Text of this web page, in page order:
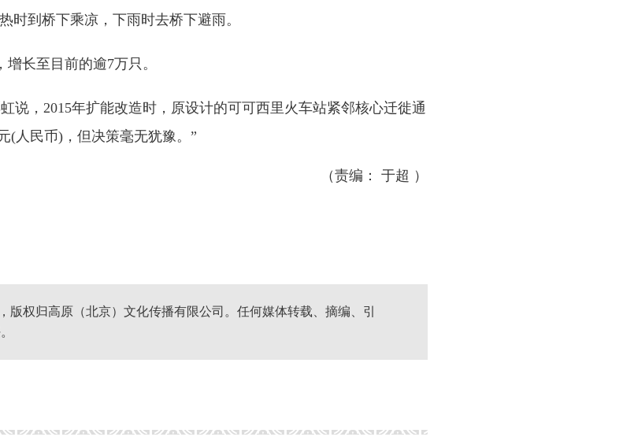
时到桥下乘凉，下雨时去桥下避雨。
长至目前的逾7万只。
，2015年扩能改造时，原设计的可可西里火车站紧邻核心迁徙通
(人民币)，但决策毫无犹豫。”
（责编： 于超 ）
版权归高原（北京）文化传播有限公司。任何媒体转载、摘编、引